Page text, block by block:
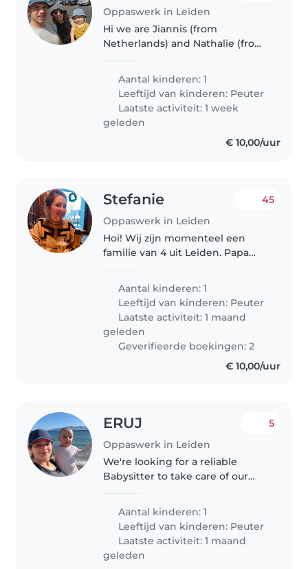
Oppaswerk in Leiden
Hi we are Jiannis (from
Netherlands) and Nathalie (from
3.5 years old and a girl of 8
months. We also work at home,
we run multiple jewellery
webshops,..
Aantal kinderen: 1
Leeftijd van kinderen: Peuter
Laatste activiteit: 1 week
geleden
€ 10,00/uur
Stefanie
Oppaswerk in Leiden
45
Hoi! Wij zijn momenteel een
familie van 4 uit Leiden. Papa
Charlie (+2) en zoon Kiran (+0).
We zoeken voor af en toe een
oppas voor woensdag (halve
dag,..
Aantal kinderen: 1
Leeftijd van kinderen: Peuter
Laatste activiteit: 1 maand
geleden
Geverifieerde boekingen: 2
€ 10,00/uur
ERUJ
Oppaswerk in Leiden
5
We're looking for a reliable
Babysitter to take care of our
always on the go, so someone
with a playful spirit would..
Aantal kinderen: 1
Leeftijd van kinderen: Peuter
Laatste activiteit: 1 maand
geleden